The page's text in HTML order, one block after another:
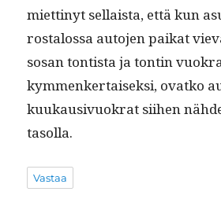
miet­tinyt sel­l­aista, että kun
rostalos­sa auto­jen paikat
sosan ton­tista ja ton­tin
kym­menker­taisek­si, ovatko
kuukau­sivuokrat siihen
tasolla.
Vastaa